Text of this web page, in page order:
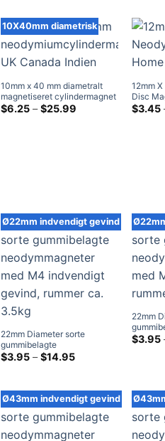
10X40mm diametrisk
10mm x 40 mm diametralt
magnetiseret cylindermagnet
N35 stærk sjældne
$6.25 – $25.99Prisklasse:
12mm
Disc
Rare
$3.45
Ø22mm indvendigt gevind
22mm Diameter sorte
gummibelagte
neodymmagneter med M4
$3.95 – $14.95Prisklasse:
22mm
$3.95
Ø43mm indvendigt gevind